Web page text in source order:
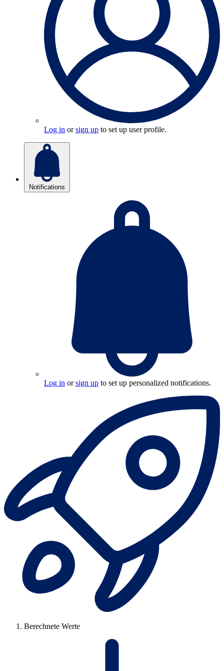
Log in orsign up to set up user profile.
Notifications
Log in orsign up to set up personalized notifications.
Berechnete Werte